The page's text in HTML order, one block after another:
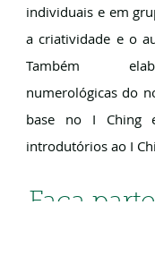
individuais e em
a criatividade e o
Também
numerológicas do
base no I Ching
introdutórios ao I
Faça